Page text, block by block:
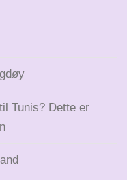
Tunis? Dette er